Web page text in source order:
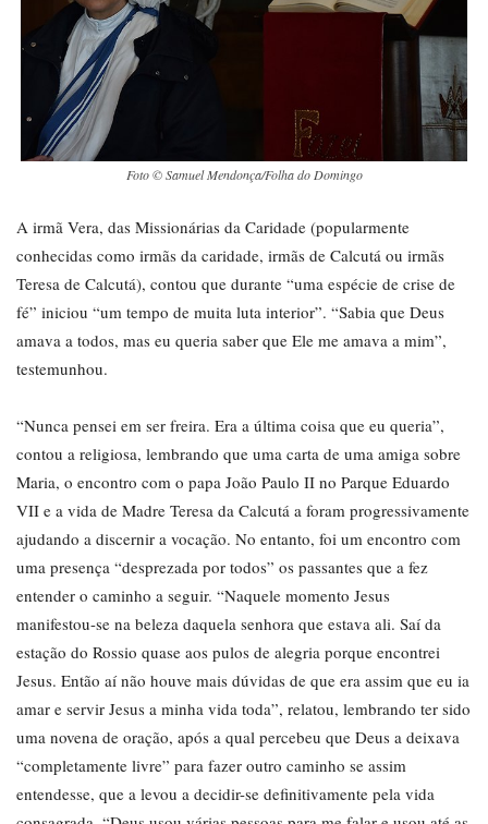
Foto © Samuel Mendonça/Folha do Domingo
A irmã Vera, das Missionárias da Caridade (popularmente
conhecidas como irmãs da caridade, irmãs de Calcutá ou irmãs
Teresa de Calcutá), contou que durante “uma espécie de crise de
fé” iniciou “um tempo de muita luta interior”. “Sabia que Deus
amava a todos, mas eu queria saber que Ele me amava a mim”,
testemunhou.
“Nunca pensei em ser freira. Era a última coisa que eu queria”,
contou a religiosa, lembrando que uma carta de uma amiga sobre
Maria, o encontro com o papa João Paulo II no Parque Eduardo
VII e a vida de Madre Teresa da Calcutá a foram progressivamente
ajudando a discernir a vocação. No entanto, foi um encontro com
uma presença “desprezada por todos” os passantes que a fez
entender o caminho a seguir. “Naquele momento Jesus
manifestou-se na beleza daquela senhora que estava ali. Saí da
estação do Rossio quase aos pulos de alegria porque encontrei
Jesus. Então aí não houve mais dúvidas de que era assim que eu ia
amar e servir Jesus a minha vida toda”, relatou, lembrando ter sido
uma novena de oração, após a qual percebeu que Deus a deixava
“completamente livre” para fazer outro caminho se assim
entendesse, que a levou a decidir-se definitivamente pela vida